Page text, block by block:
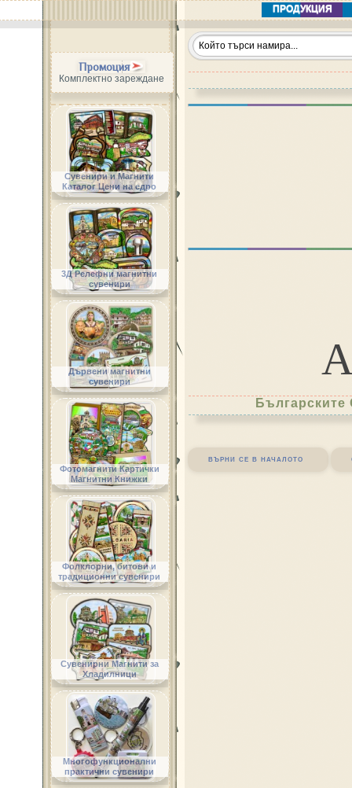
ПРОДУКЦИЯ
върни се в началото
Промоция
Комплектно зареждане
Сувенири и Магнити
Каталог Цени на едро
3Д Релефни магнитни
сувенири
Дървени магнитни
сувенири
Фотомагнити Картички
Магнитни Книжки
Фолклорни, битови и
традиционни сувенири
Сувенирни Магнити за
Хладилници
Многофункционални
практични сувенири